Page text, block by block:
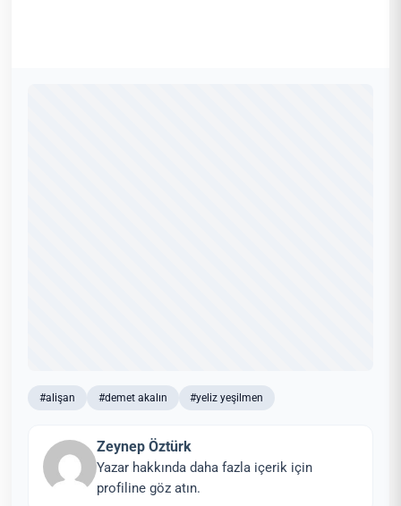
#alişan #demet akalın #yeliz yeşilmen
Zeynep Öztürk
Yazar hakkında daha fazla içerik için
profiline göz atın.